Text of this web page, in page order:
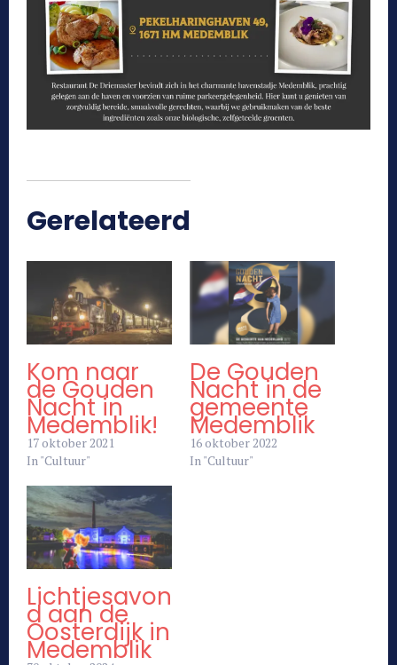
Gerelateerd
Kom naar
de Gouden
Nacht in
Medemblik!
17 oktober 2021
In "Cultuur"
De Gouden
Nacht in de
gemeente
Medemblik
16 oktober 2022
In "Cultuur"
Lichtjesavon
d aan de
Oosterdijk in
Medemblik